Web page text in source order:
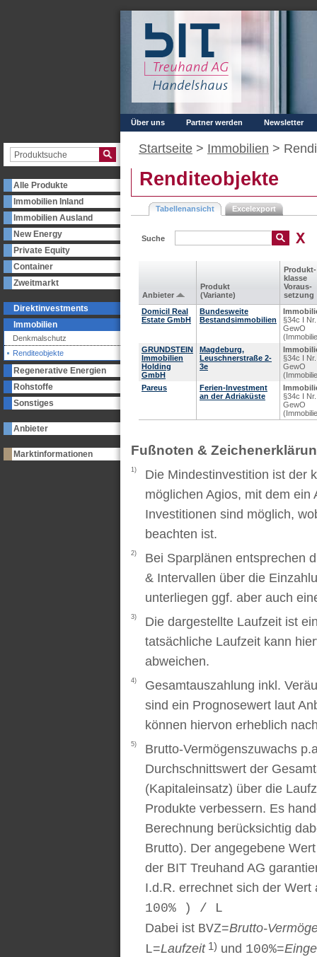
Alle Produkte
Immobilien Inland
Immobilien Ausland
New Energy
Private Equity
Container
Zweitmarkt
Direktinvestments
Immobilien
Denkmalschutz
Renditeobjekte
Regenerative Energien
Rohstoffe
Sonstiges
Anbieter
Marktinformationen
Über uns Partner werden Newsletter
Startseite > Immobilien >
Renditeobjekte
Tabellenansicht Excelexport
Suche
Anbieter
Produkt
(Variante)
Produkt­
klasse
Voraus­
setzung
Domicil Real
Estate GmbH
Bundesweite
Bestandsimmobilien
§34c I
GewO
GRUNDSTEIN
Immobilien
Holding
GmbH
Magdeburg,
Leuschnerstraße 2-
3e
§34c I
GewO
Pareus
Ferien-Investment
an der Adriaküste
§34c I
GewO
Fußnoten &
1)
Die Mindestinvestition ist der
möglichen Agios, mit dem
Investitionen sind möglich,
beachten ist.
2)
Bei Sparplänen entsprechen
& Intervallen über die
unterliegen ggf. aber auch
3)
Die dargestellte Laufzeit ist
tatsächliche Laufzeit kann
abweichen.
4)
Gesamtauszahlung inkl.
sind ein Prognosewert laut
können hiervon erheblich
5)
Brutto-Vermögenszuwachs
Durchschnittswert der
(Kapitaleinsatz) über die
Produkte verbessern. Es
Berechnung berücksichtig
Brutto). Der angegebene
der BIT Treuhand AG
I.d.R. errechnet sich der
100% ) / L
Dabei ist BVZ=Brutto-
L=Laufzeit1) und 100%=